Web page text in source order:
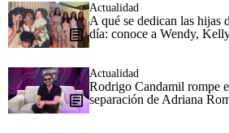
Actualidad
A qué se dedican las hijas
día: conoce a Wendy,
Actualidad
Rodrigo Candamil rompe
separación de Adriana